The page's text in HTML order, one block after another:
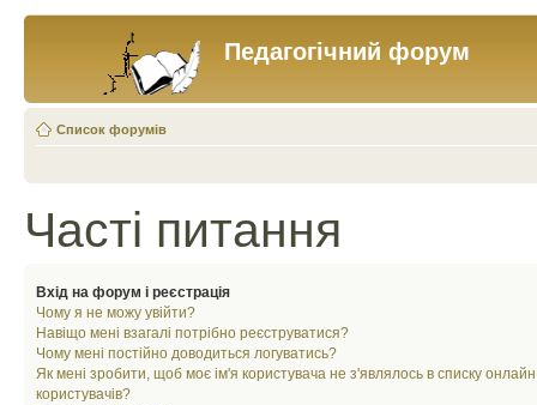
Педагогічний форум
Список форумів
Часті питання
Вхід на форум і реєстрація
Чому я не можу увійти?
Навіщо мені взагалі потрібно реєструватися?
Чому мені постійно доводиться логуватись?
Як мені зробити, щоб моє ім'я користувача не з'являлось в списку онлайн
користувачів?